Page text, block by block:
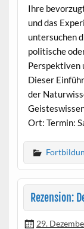
Ihre
und das
untersuchen
politische
Perspektiven
Dieser
der
Ort: Termin:
Rezension:
29.